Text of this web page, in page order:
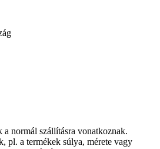
a normál szállításra vonatkoznak.
pl. a termékek súlya, mérete vagy